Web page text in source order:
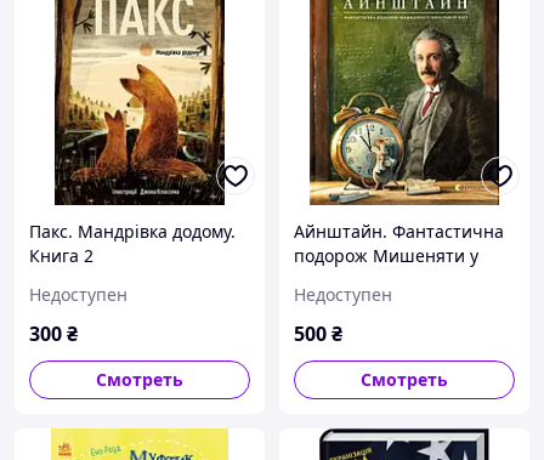
Пакс. Мандрівка додому.
Книга 2
Недоступен
300₴
Смотреть
Айнштайн. Фантастична
подорож Мишеняти у
Недоступен
500₴
Смотреть